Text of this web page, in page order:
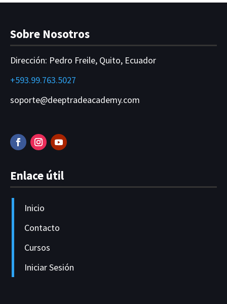
Sobre Nosotros
Dirección: Pedro Freile, Quito, Ecuador
+593.99.763.5027
soporte@deeptradeacademy.com
Enlace útil
Inicio
Contacto
Cursos
Iniciar Sesión